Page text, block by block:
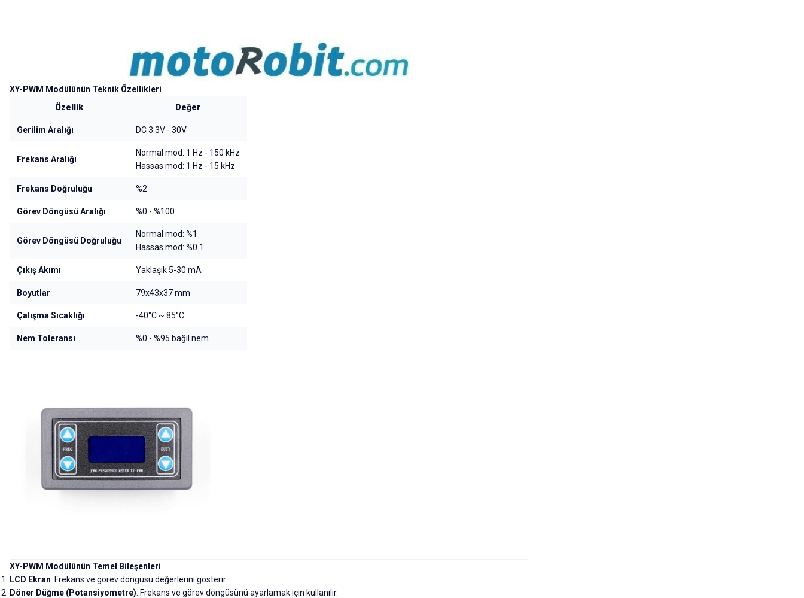
XY-PWM Modülünün Teknik Özellikleri
Özellik
Değer
Gerilim Aralığı DC 3.3V - 30V
Frekans Aralığı
Normal mod: 1 Hz - 150 kHz
Hassas mod: 1 Hz - 15 kHz
Frekans Doğruluğu %2
Görev Döngüsü Aralığı %0 - %100
Görev Döngüsü Doğruluğu
Normal mod: %1
Hassas mod: %0.1
Çıkış Akımı Yaklaşık 5-30 mA
Boyutlar 79x43x37 mm
Çalışma Sıcaklığı -40°C ~ 85°C
Nem Toleransı %0 - %95 bağıl nem
XY-PWM Modülünün Temel Bileşenleri
LCD Ekran: Frekans ve görev döngüsü değerlerini gösterir.
Döner Düğme (Potansiyometre): Frekans ve görev döngüsünü ayarlamak için kullanılır.